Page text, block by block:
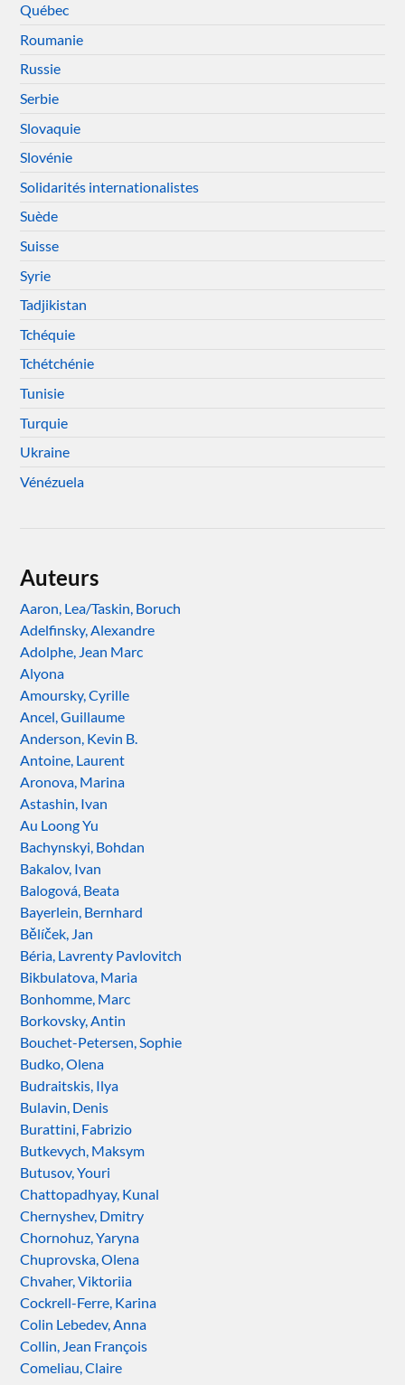
Québec
Roumanie
Russie
Serbie
Slovaquie
Slovénie
Solidarités internationalistes
Suède
Suisse
Syrie
Tadjikistan
Tchéquie
Tchétchénie
Tunisie
Turquie
Ukraine
Vénézuela
Auteurs
Aaron, Lea/Taskin, Boruch
Adelfinsky, Alexandre
Adolphe, Jean Marc
Alyona
Amoursky, Cyrille
Ancel, Guillaume
Anderson, Kevin B.
Antoine, Laurent
Aronova, Marina
Astashin, Ivan
Au Loong Yu
Bachynskyi, Bohdan
Bakalov, Ivan
Balogová, Beata
Bayerlein, Bernhard
Bělíček, Jan
Béria, Lavrenty Pavlovitch
Bikbulatova, Maria
Bonhomme, Marc
Borkovsky, Antin
Bouchet-Petersen, Sophie
Budko, Olena
Budraitskis, Ilya
Bulavin, Denis
Burattini, Fabrizio
Butkevych, Maksym
Butusov, Youri
Chattopadhyay, Kunal
Chernyshev, Dmitry
Chornohuz, Yaryna
Chuprovska, Olena
Chvaher, Viktoriia
Cockrell-Ferre, Karina
Colin Lebedev, Anna
Collin, Jean François
Comeliau, Claire